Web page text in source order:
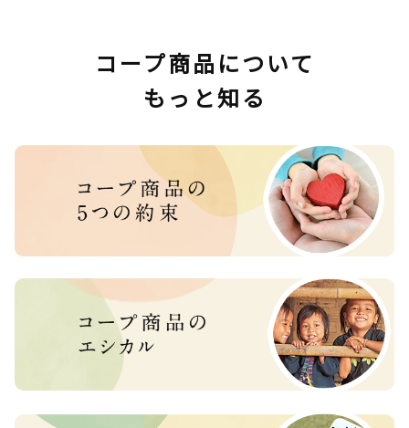
コープ商品について
もっと知る